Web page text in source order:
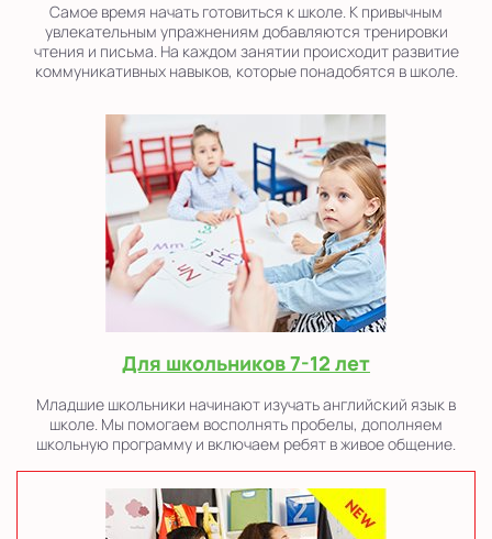
Самое время начать готовиться к школе. К привычным
увлекательным упражнениям добавляются тренировки
чтения и письма. На каждом занятии происходит развитие
коммуникативных навыков, которые понадобятся в школе.
Для школьников 7-12 лет
Младшие школьники начинают изучать английский язык в
школе. Мы помогаем восполнять пробелы, дополняем
школьную программу и включаем ребят в живое общение.